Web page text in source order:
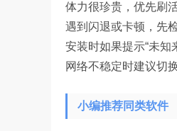
体力很珍贵，优先刷
遇到闪退或卡顿，先
安装时如果提示“未知
网络不稳定时建议切
小编推荐同类软件